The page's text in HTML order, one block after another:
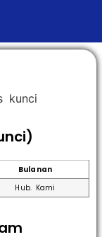
Bulanan
Hub. Kami